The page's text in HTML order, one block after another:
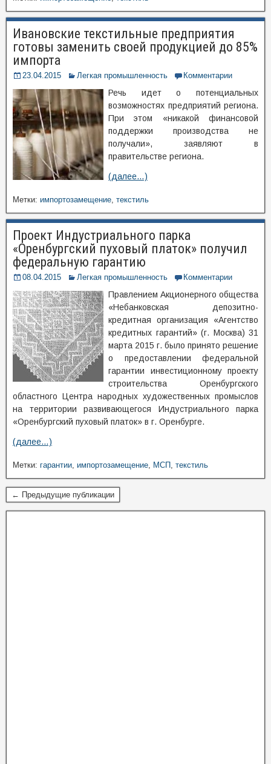
Ивановские текстильные предприятия
готовы заменить своей продукцией до 85%
импорта
23.04.2015 Легкая промышленность Комментарии
Речь идет о потенциальных
возможностях предприятий региона.
При этом «никакой финансовой
поддержки производства не
получали», заявляют в
правительстве региона.
(далее…)
Метки: импортозамещение, текстиль
Проект Индустриального парка
«Оренбургский пуховый платок» получил
федеральную гарантию
08.04.2015 Легкая промышленность Комментарии
Правлением Акционерного общества
«Небанковская депозитно-
кредитная организация «Агентство
кредитных гарантий» (г. Москва) 31
марта 2015 г. было принято решение
о предоставлении федеральной
гарантии инвестиционному проекту
строительства Оренбургского
областного Центра народных художественных промыслов
на территории развивающегося Индустриального парка
«Оренбургский пуховый платок» в г. Оренбурге.
(далее…)
Метки: гарантии, импортозамещение, МСП , текстиль
← Предыдущие публикации